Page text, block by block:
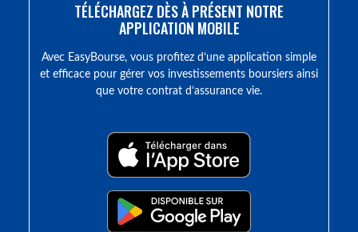
TÉLÉCHARGEZ DÈS À PRÉSENT NOTRE
APPLICATION MOBILE
Avec EasyBourse, vous profitez d’une application simple
et efficace pour gérer vos investissements boursiers ainsi
que votre contrat d’assurance vie.